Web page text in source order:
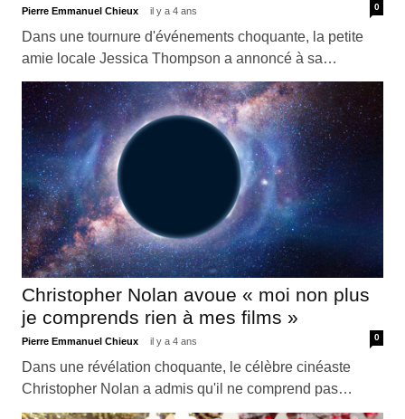
Pierre Emmanuel Chieux il y a 4 ans 0
Dans une tournure d'événements choquante, la petite
amie locale Jessica Thompson a annoncé à sa…
Christopher Nolan avoue « moi non plus
je comprends rien à mes films »
Pierre Emmanuel Chieux il y a 4 ans 0
Dans une révélation choquante, le célèbre cinéaste
Christopher Nolan a admis qu'il ne comprend pas…